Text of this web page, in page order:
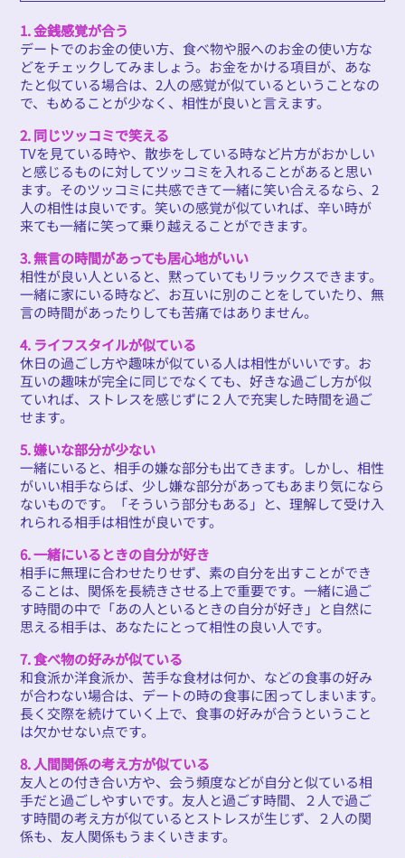
1. 金銭感覚が合う
デートでのお金の使い方、食べ物や服へのお金の使い方な
どをチェックしてみましょう。お金をかける項目が、あな
たと似ている場合は、2人の感覚が似ているということなの
で、もめることが少なく、相性が良いと言えます。
2. 同じツッコミで笑える
TVを見ている時や、散歩をしている時など片方がおかしい
と感じるものに対してツッコミを入れることがあると思い
ます。そのツッコミに共感できて一緒に笑い合えるなら、2
人の相性は良いです。笑いの感覚が似ていれば、辛い時が
来ても一緒に笑って乗り越えることができます。
3. 無言の時間があっても居心地がいい
相性が良い人といると、黙っていてもリラックスできます。
一緒に家にいる時など、お互いに別のことをしていたり、無
言の時間があったりしても苦痛ではありません。
4. ライフスタイルが似ている
休日の過ごし方や趣味が似ている人は相性がいいです。お
互いの趣味が完全に同じでなくても、好きな過ごし方が似
ていれば、ストレスを感じずに２人で充実した時間を過ご
せます。
5. 嫌いな部分が少ない
一緒にいると、相手の嫌な部分も出てきます。しかし、相性
がいい相手ならば、少し嫌な部分があってもあまり気になら
ないものです。「そういう部分もある」と、理解して受け入
れられる相手は相性が良いです。
6. 一緒にいるときの自分が好き
相手に無理に合わせたりせず、素の自分を出すことができ
ることは、関係を長続きさせる上で重要です。一緒に過ご
す時間の中で「あの人といるときの自分が好き」と自然に
思える相手は、あなたにとって相性の良い人です。
7. 食べ物の好みが似ている
和食派か洋食派か、苦手な食材は何か、などの食事の好み
が合わない場合は、デートの時の食事に困ってしまいます。
長く交際を続けていく上で、食事の好みが合うということ
は欠かせない点です。
8. 人間関係の考え方が似ている
友人との付き合い方や、会う頻度などが自分と似ている相
手だと過ごしやすいです。友人と過ごす時間、２人で過ご
す時間の考え方が似ているとストレスが生じず、２人の関
係も、友人関係もうまくいきます。